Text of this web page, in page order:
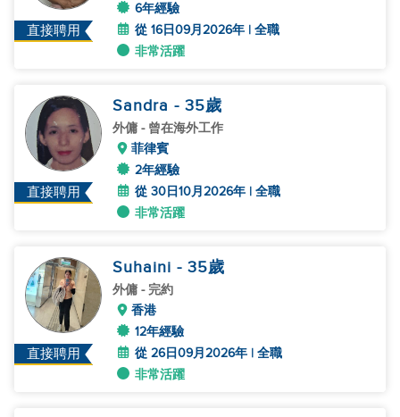
直接聘用
6年經驗
從 16日09月2026年 | 全職
非常活躍
直接聘用
Sandra - 35歲
外傭 - 曾在海外工作
菲律賓
2年經驗
從 30日10月2026年 | 全職
非常活躍
直接聘用
Suhaini - 35歲
外傭 - 完約
香港
12年經驗
從 26日09月2026年 | 全職
非常活躍